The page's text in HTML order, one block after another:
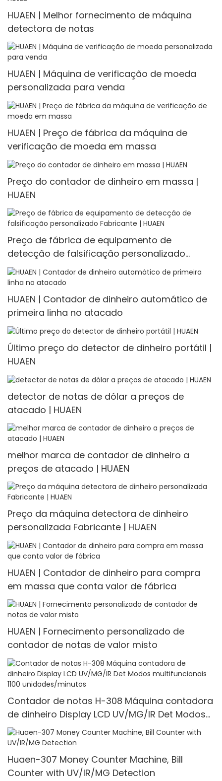
HUAEN | Melhor fornecimento de máquina
detectora de notas
HUAEN | Máquina de verificação de moeda
personalizada para venda
HUAEN | Preço de fábrica da máquina de
verificação de moeda em massa
Preço do contador de dinheiro em massa |
HUAEN
Preço de fábrica de equipamento de
detecção de falsificação personalizado
Fabricante | HUAEN
HUAEN | Contador de dinheiro automático de
primeira linha no atacado
Último preço do detector de dinheiro portátil |
HUAEN
detector de notas de dólar a preços de
atacado | HUAEN
melhor marca de contador de dinheiro a
preços de atacado | HUAEN
Preço da máquina detectora de dinheiro
personalizada Fabricante | HUAEN
HUAEN | Contador de dinheiro para compra
em massa que conta valor de fábrica
HUAEN | Fornecimento personalizado de
contador de notas de valor misto
Contador de notas H-308 Máquina contadora
de dinheiro Display LCD UV/MG/IR Det Modos
multifuncionais 1100 unidades/minutos
Huaen-307 Money Counter Machine, Bill
Counter with UV/IR/MG Detection